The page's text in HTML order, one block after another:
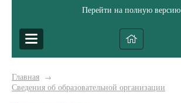
Перейти на полную версию
Главная →
Сведения об образовательной организации